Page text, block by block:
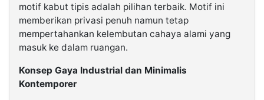
motif kabut tipis adalah pilihan terbaik. Motif ini
memberikan privasi penuh namun tetap
mempertahankan kelembutan cahaya alami yang
masuk ke dalam ruangan.
Konsep Gaya Industrial dan Minimalis
Kontemporer